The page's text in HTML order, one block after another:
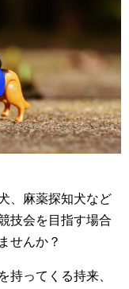
、麻薬探知犬など
技会を目指す場合
せんか？
持ってくる持来、